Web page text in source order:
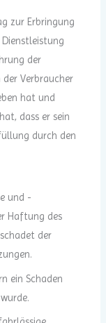
zur Erbringung
der
Verbraucher
hat und
dass er sein
durch den
und -
Haftung des
der
ein Schaden